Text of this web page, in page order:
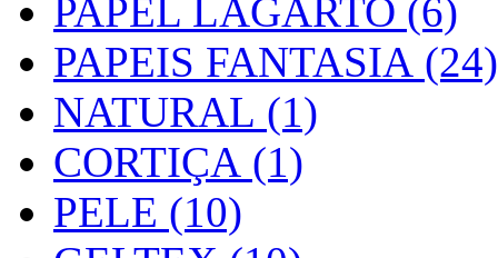
PAPEL LAGARTO (6)
PAPEIS FANTASIA (24)
NATURAL (1)
CORTIÇA (1)
PELE (10)